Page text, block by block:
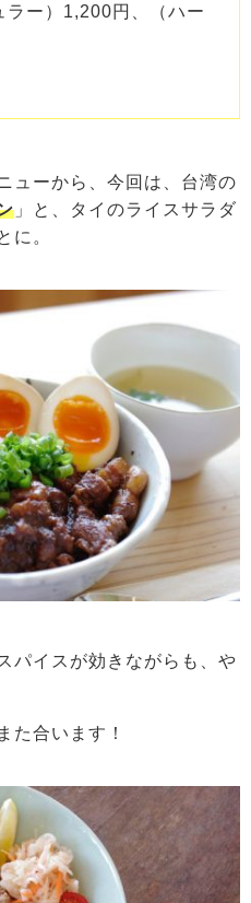
ラー）1,200円、（ハー
ューから、今回は、台湾の
」と、タイのライスサラダ
に。
パイスが効きながらも、や
た合います！